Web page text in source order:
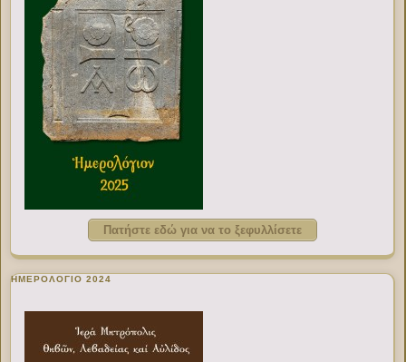
Πατήστε εδώ για να το ξεφυλλίσετε
ΗΜΕΡΟΛΟΓΙΟ 2024